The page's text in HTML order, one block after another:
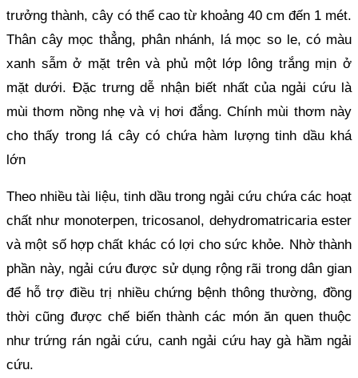
trưởng thành, cây có thể cao từ khoảng 40 cm đến 1 mét.
Thân cây mọc thẳng, phân nhánh, lá mọc so le, có màu
xanh sẫm ở mặt trên và phủ một lớp lông trắng mịn ở
mặt dưới. Đặc trưng dễ nhận biết nhất của ngải cứu là
mùi thơm nồng nhẹ và vị hơi đắng. Chính mùi thơm này
cho thấy trong lá cây có chứa hàm lượng tinh dầu khá
lớn
Theo nhiều tài liệu, tinh dầu trong ngải cứu chứa các hoạt
chất như monoterpen, tricosanol, dehydromatricaria ester
và một số hợp chất khác có lợi cho sức khỏe. Nhờ thành
phần này, ngải cứu được sử dụng rộng rãi trong dân gian
để hỗ trợ điều trị nhiều chứng bệnh thông thường, đồng
thời cũng được chế biến thành các món ăn quen thuộc
như trứng rán ngải cứu, canh ngải cứu hay gà hầm ngải
cứu.